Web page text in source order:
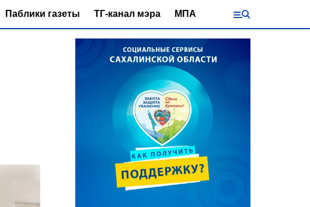
Паблики газеты ТГ-канал мэра МПА